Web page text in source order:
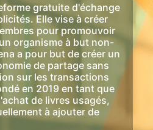
gratuite d'échange
Elle vise à créer
pour promouvoir
organisme à but non-
a pour but de créer un
de partage sans
sur les transactions
en 2019 en tant que
de livres usagés,
à ajouter de